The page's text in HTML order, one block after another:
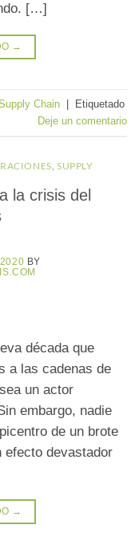
[…]
→
Chain
Etiquetado
Deje un comentario
SUPPLY
la crisis del
BY
década que
a las cadenas de
un actor
embargo, nadie
de un brote
efecto devastador
→